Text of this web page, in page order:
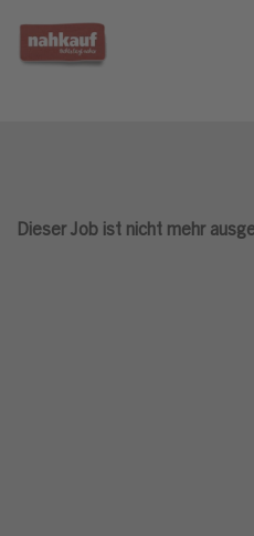
Dieser Job ist nicht mehr